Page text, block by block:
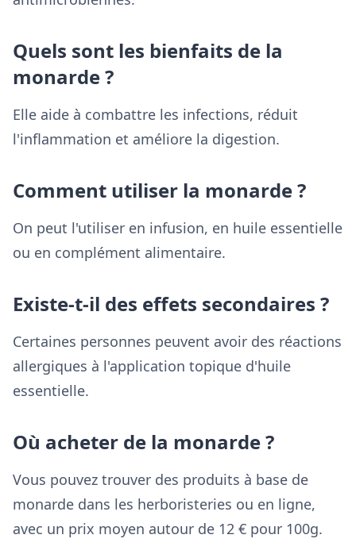
Quels sont les bienfaits de la
monarde ?
Elle aide à combattre les infections, réduit
l'inflammation et améliore la digestion.
Comment utiliser la monarde ?
On peut l'utiliser en infusion, en huile essentielle
ou en complément alimentaire.
Existe-t-il des effets secondaires ?
Certaines personnes peuvent avoir des réactions
allergiques à l'application topique d'huile
essentielle.
Où acheter de la monarde ?
Vous pouvez trouver des produits à base de
monarde dans les herboristeries ou en ligne,
avec un prix moyen autour de 12 € pour 100g.